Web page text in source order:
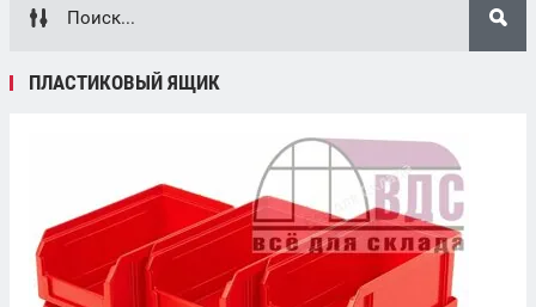
ПЛАСТИКОВЫЙ ЯЩИК